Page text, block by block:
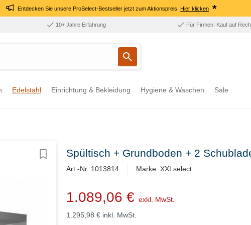
Entdecken Sie unsere ProSelect-Bestseller jetzt zum Aktionspreis.Hier klicken *
10+ Jahre Erfahrung Für Firmen: Kauf auf
Edelstahl Einrichtung & Bekleidung Hygiene & Waschen Sale
Spültisch + Grundboden + 2
Art.-Nr. 1013814 Marke: XXLselect
1.089,06 € exkl. MwSt.
1.295,98 € inkl. MwSt.